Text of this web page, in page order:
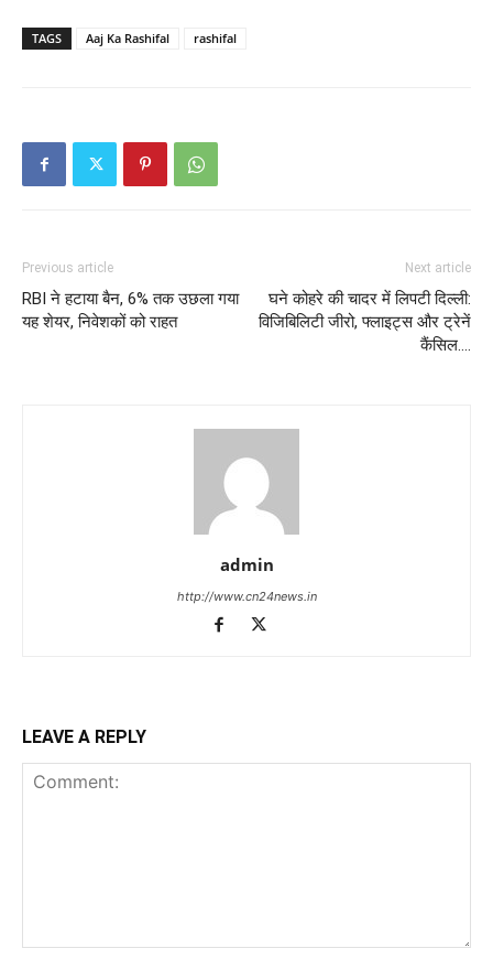
TAGS Aaj Ka Rashifal rashifal
Previous article
RBI ने हटाया बैन, 6% तक उछला गया
यह शेयर, निवेशकों को राहत
Next article
घने कोहरे की चादर में लिपटी दिल्ली:
विजिबिलिटी जीरो, फ्लाइट्स और ट्रेनें
कैंसिल….
admin
http://www.cn24news.in
LEAVE A REPLY